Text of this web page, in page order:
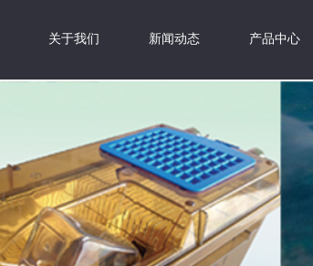
关于我们 新闻动态 产品中心